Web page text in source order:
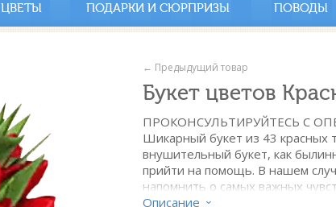
ЦВЕТЫ ПОДАРКИ И СЮРПРИЗЫ ПОВОДЫ
← Предыдущий товар
Букет цветов
ПРОКОНСУЛЬТИРУЙТЕСЬ С
Шикарный букет из 43 красных
внушительный букет, как
прийти на помощь. В нашем
напомнить о самых важных
дружбе и конечно заставить
Описание